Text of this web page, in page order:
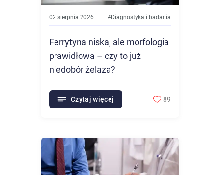
02 sierpnia 2026 #Diagnostyka i badania
Ferrytyna niska, ale morfologia
prawidłowa – czy to już
niedobór żelaza?
Czytaj więcej 89